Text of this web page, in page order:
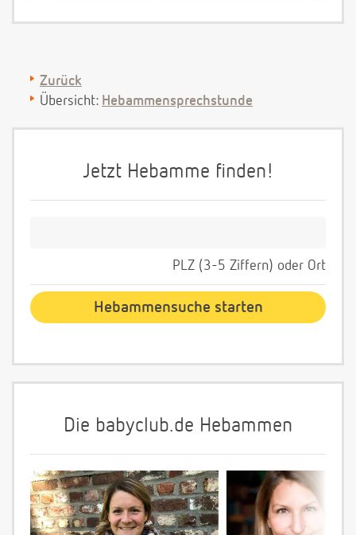
Zurück
Übersicht: Hebammensprechstunde
Jetzt Hebamme finden!
PLZ (3-5 Ziffern) oder Ort
Die babyclub.de Hebammen